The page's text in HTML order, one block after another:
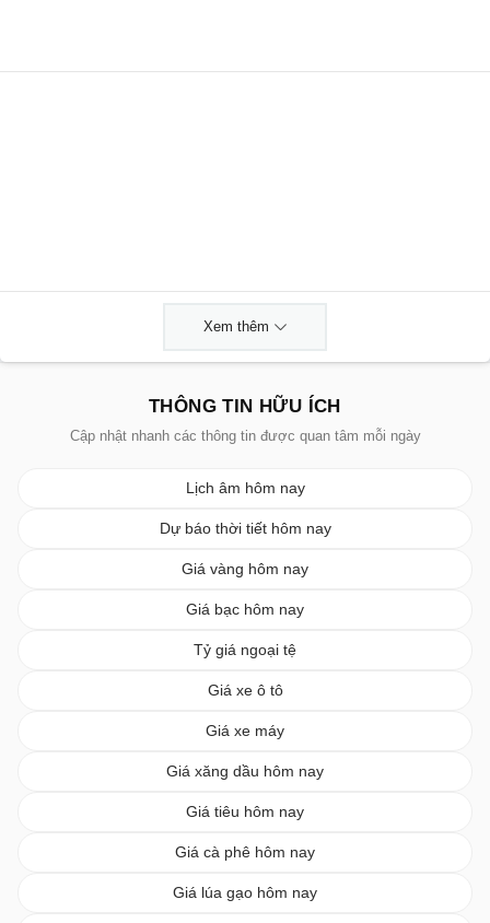
Xem thêm
THÔNG TIN HỮU ÍCH
Cập nhật nhanh các thông tin được quan tâm mỗi ngày
Lịch âm hôm nay
Dự báo thời tiết hôm nay
Giá vàng hôm nay
Giá bạc hôm nay
Tỷ giá ngoại tệ
Giá xe ô tô
Giá xe máy
Giá xăng dầu hôm nay
Giá tiêu hôm nay
Giá cà phê hôm nay
Giá lúa gạo hôm nay